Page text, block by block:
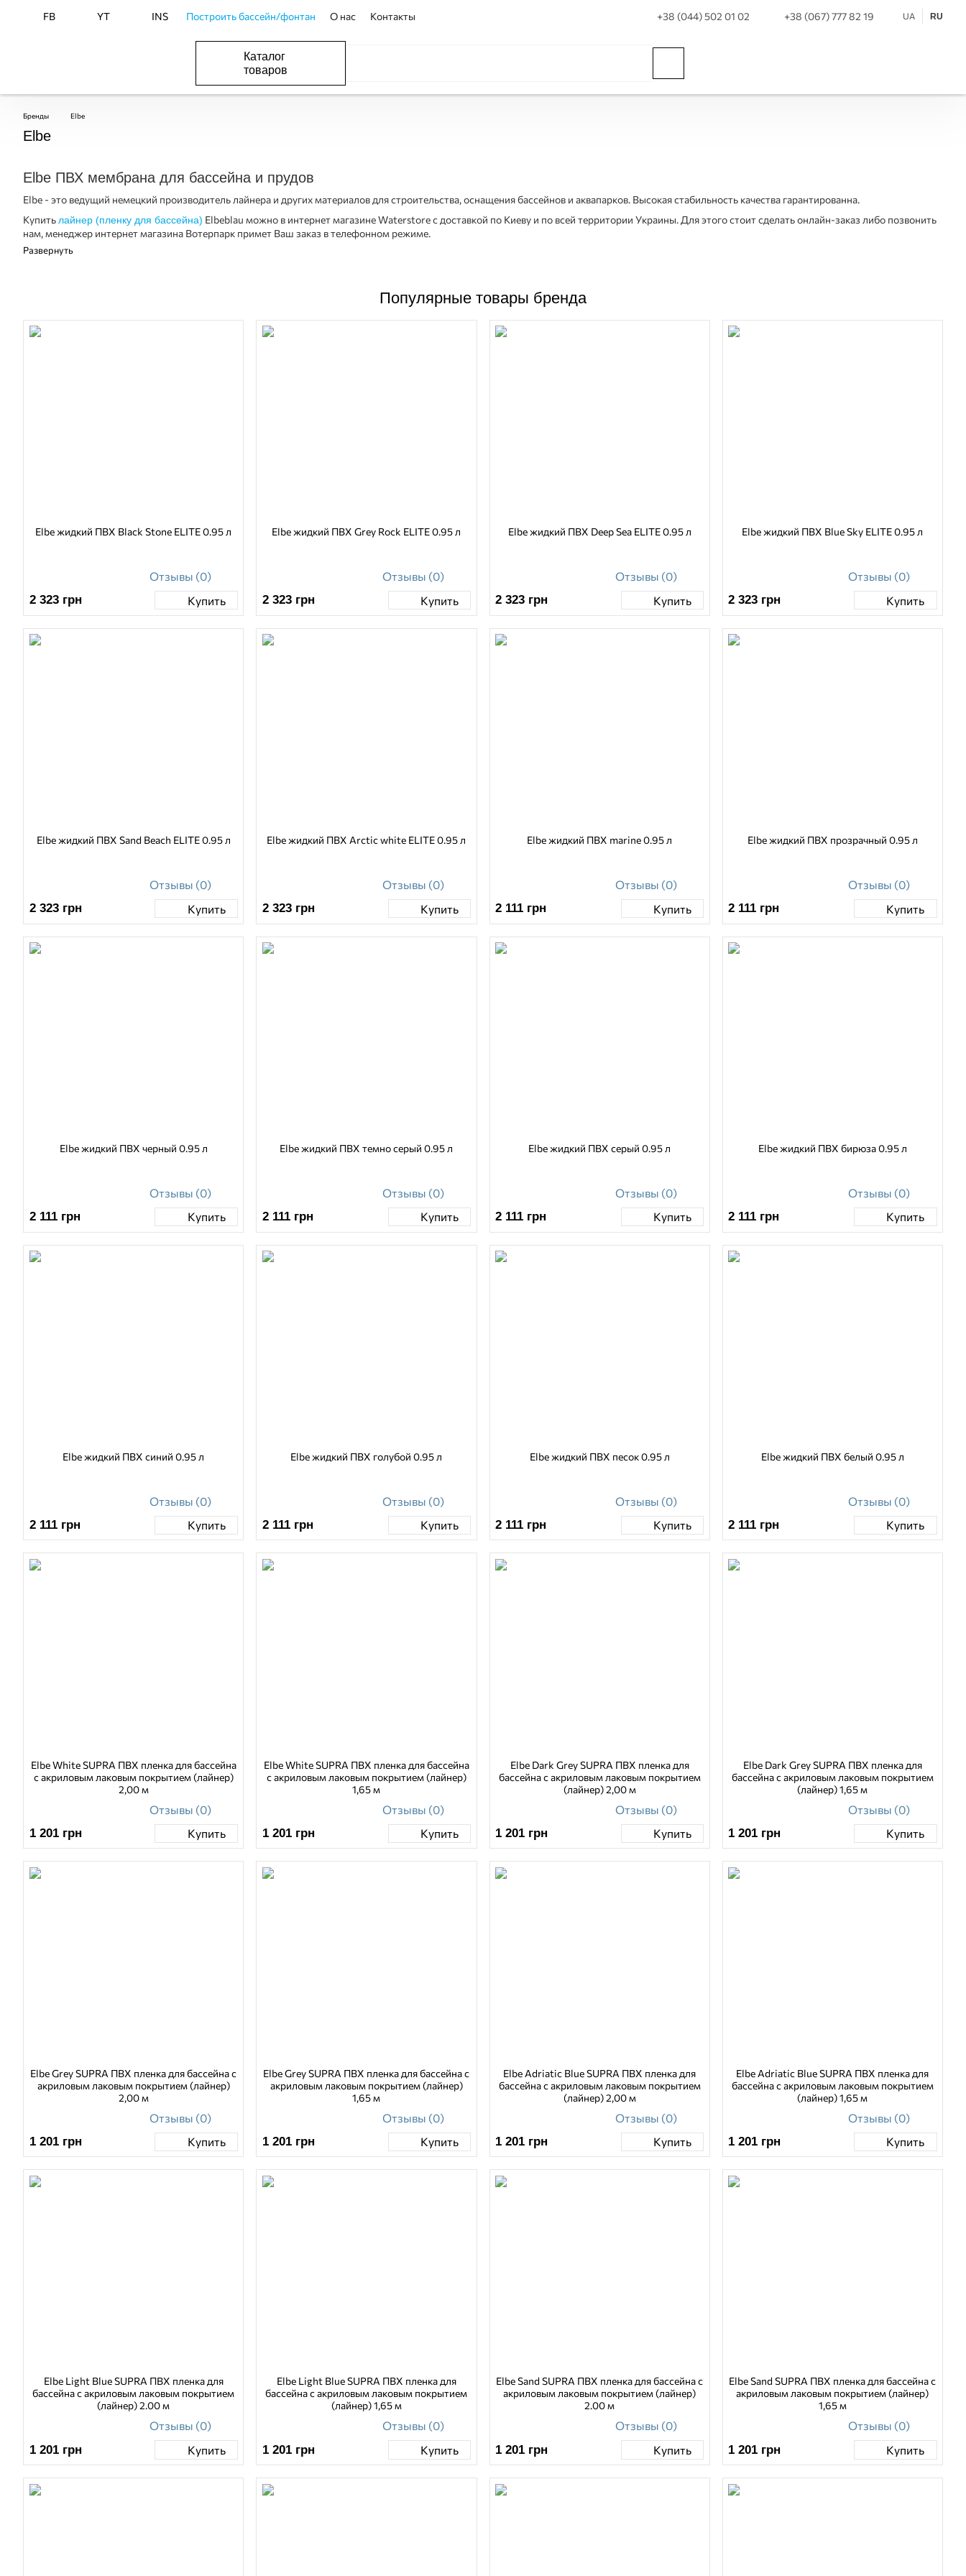
FB YT INS Построить бассейн/фонтан О нас Контакты +38 (044) 502 01 02 +38 (067) 777 82 19 UA RU
Каталог
товаров
Бренды Elbe
Elbe
Elbe ПВХ мембрана для бассейна и прудов
Elbe - это ведущий немецкий производитель лайнера и других материалов для строительства, оснащения бассейнов и аквапарков. Высокая стабильность качества гарантированна.
Купить лайнер (пленку для бассейна) Elbeblau можно в интернет магазине Waterstore с доставкой по Киеву и по всей территории Украины. Для этого стоит сделать онлайн-заказ либо позвонить
нам, менеджер интернет магазина Вотерпарк примет Ваш заказ в телефонном режиме.
Популярные товары бренда
Elbe жидкий ПВХ Black Stone ELITE 0.95 л
Отзывы (0)
2 323 грн Купить
Elbe жидкий ПВХ Grey Rock ELITE 0.95 л
Отзывы (0)
2 323 грн Купить
Elbe жидкий ПВХ Deep Sea ELITE 0.95 л
Отзывы (0)
2 323 грн Купить
Elbe жидкий ПВХ Blue Sky ELITE 0.95 л
Отзывы (0)
2 323 грн Купить
Elbe жидкий ПВХ Sand Beach ELITE 0.95 л
Отзывы (0)
2 323 грн Купить
Elbe жидкий ПВХ Аrctic white ELITE 0.95 л
Отзывы (0)
2 323 грн Купить
Elbe жидкий ПВХ marine 0.95 л
Отзывы (0)
2 111 грн Купить
Elbe жидкий ПВХ прозрачный 0.95 л
Отзывы (0)
2 111 грн Купить
Elbe жидкий ПВХ черный 0.95 л
Отзывы (0)
2 111 грн Купить
Elbe жидкий ПВХ темно серый 0.95 л
Отзывы (0)
2 111 грн Купить
Elbe жидкий ПВХ серый 0.95 л
Отзывы (0)
2 111 грн Купить
Elbe жидкий ПВХ бирюза 0.95 л
Отзывы (0)
2 111 грн Купить
Elbe жидкий ПВХ синий 0.95 л
Отзывы (0)
2 111 грн Купить
Elbe жидкий ПВХ голубой 0.95 л
Отзывы (0)
2 111 грн Купить
Elbe жидкий ПВХ песок 0.95 л
Отзывы (0)
2 111 грн Купить
Elbe жидкий ПВХ белый 0.95 л
Отзывы (0)
2 111 грн Купить
Elbe White SUPRA ПВХ пленка для бассейна
с акриловым лаковым покрытием (лайнер)
2,00 м
Отзывы (0)
1 201 грн Купить
Elbe White SUPRA ПВХ пленка для бассейна
с акриловым лаковым покрытием (лайнер)
1,65 м
Отзывы (0)
1 201 грн Купить
Elbe Dark Grey SUPRA ПВХ пленка для
бассейна с акриловым лаковым покрытием
(лайнер) 2,00 м
Отзывы (0)
1 201 грн Купить
Elbe Dark Grey SUPRA ПВХ пленка для
бассейна с акриловым лаковым покрытием
(лайнер) 1,65 м
Отзывы (0)
1 201 грн Купить
Elbe Grey SUPRA ПВХ пленка для бассейна с
акриловым лаковым покрытием (лайнер)
2,00 м
Отзывы (0)
1 201 грн Купить
Elbe Grey SUPRA ПВХ пленка для бассейна с
акриловым лаковым покрытием (лайнер)
1,65 м
Отзывы (0)
1 201 грн Купить
Elbe Adriatic Blue SUPRA ПВХ пленка для
бассейна с акриловым лаковым покрытием
(лайнер) 2,00 м
Отзывы (0)
1 201 грн Купить
Elbe Adriatic Blue SUPRA ПВХ пленка для
бассейна с акриловым лаковым покрытием
(лайнер) 1,65 м
Отзывы (0)
1 201 грн Купить
Elbe Light Blue SUPRA ПВХ пленка для
бассейна с акриловым лаковым покрытием
(лайнер) 2.00 м
Отзывы (0)
1 201 грн Купить
Elbe Light Blue SUPRA ПВХ пленка для
бассейна с акриловым лаковым покрытием
(лайнер) 1,65 м
Отзывы (0)
1 201 грн Купить
Elbe Sand SUPRA ПВХ пленка для бассейна с
акриловым лаковым покрытием (лайнер)
2.00 м
Отзывы (0)
1 201 грн Купить
Elbe Sand SUPRA ПВХ пленка для бассейна с
акриловым лаковым покрытием (лайнер)
1,65 м
Отзывы (0)
1 201 грн Купить